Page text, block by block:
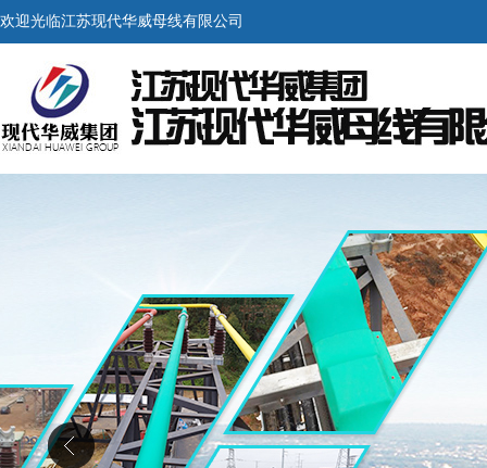
欢迎光临江苏现代华威母线有限公司